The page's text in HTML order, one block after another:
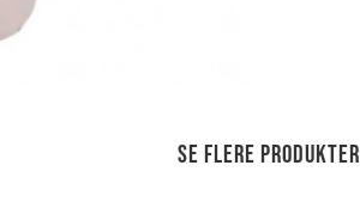
Se flere produkter